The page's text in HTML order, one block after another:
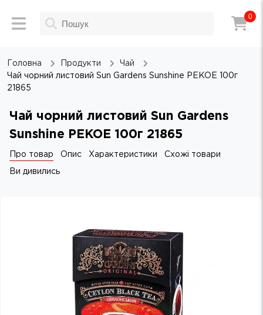
0
Головна Продукти
Чай
Чай чорний листовий Sun Gardens Sunshine PEKOE 100г
21865
Чай чорний листовий Sun Gardens
Sunshine PEKOE 100г 21865
Про товар Опис Характеристики Схожі товари
Ви дивились